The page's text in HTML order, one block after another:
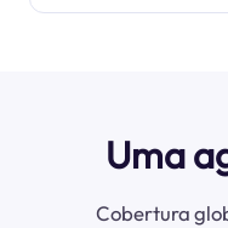
Uma
Cobertura